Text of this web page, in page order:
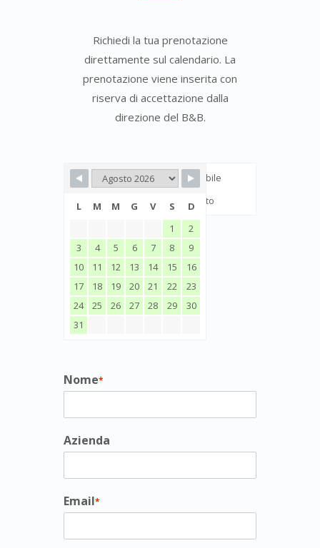
Richiedi la tua prenotazione
direttamente sul calendario. La
prenotazione viene inserita con
riserva di accettazione dalla
direzione del B&B.
Disponibile
Riservato
L M M G V S
D
1
2
3
4 5 6 7 8
9
10
11 12 13 14 15
16
17
18 19 20 21 22
23
24
25 26 27 28 29
30
31
Nome*
Azienda
Email*